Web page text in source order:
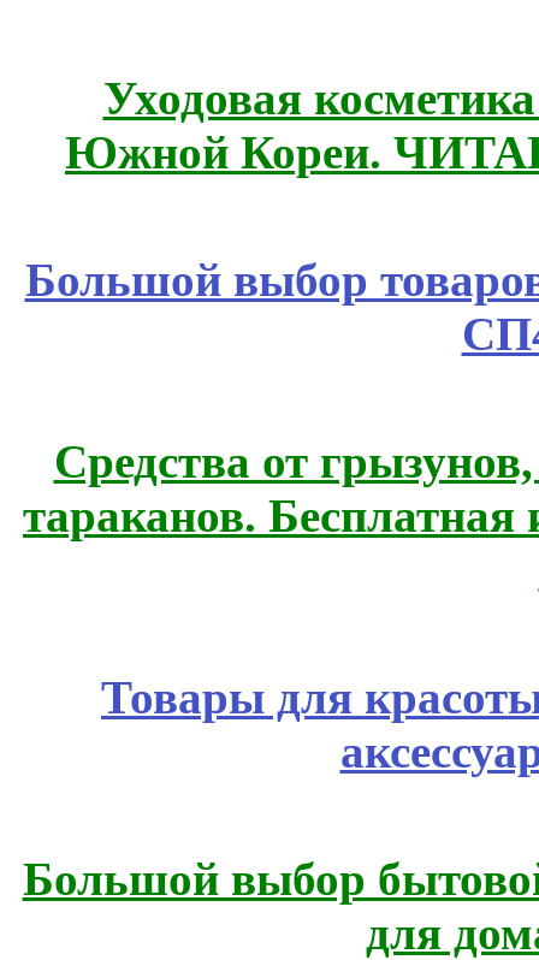
Уходовая
Южной Кореи.
Большой выбор
Средства от
тараканов.
Товары для
Большой выбор
для